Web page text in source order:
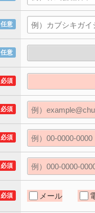
任意
任意
必須
必須
必須
必須
必須 メール